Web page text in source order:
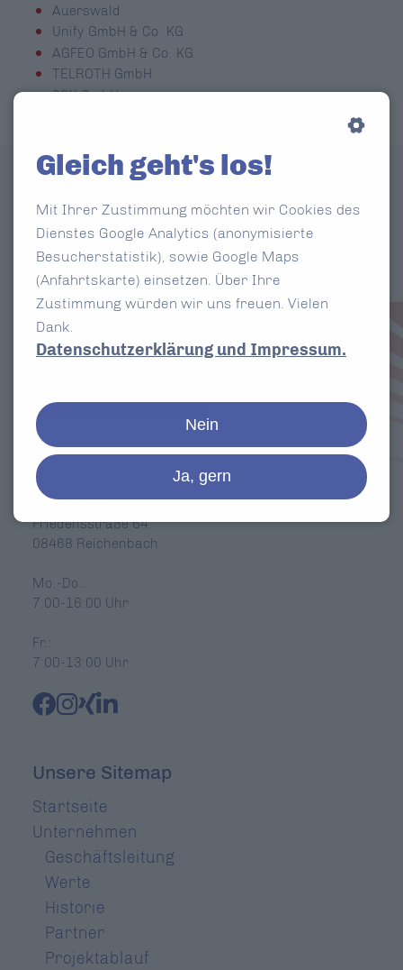
Auerswald
Unify GmbH & Co. KG
AGFEO GmbH & Co. KG
TELROTH GmbH
3CX GmbH
Sie haben Fragen? Wir kennen die
SCHREIBEN SIE UNS
ESRA GmbH
Friedensstraße 64
08468 Reichenbach
Mo.-Do.:
7:00-16:00 Uhr
Fr.:
7:00-13:00 Uhr
Unsere Sitemap
Startseite
Unternehmen
Geschäftsleitung
Werte
Historie
Partner
Projektablauf
Gleich geht's los!
Mit Ihrer Zustimmung möchten wir Cookies des
Dienstes Google Analytics (anonymisierte
Besucherstatistik), sowie Google Maps
(Anfahrtskarte) einsetzen. Über Ihre
Zustimmung würden wir uns freuen. Vielen
Dank.
Datenschutzerklärung und Impressum.
Nein
Ja, gern